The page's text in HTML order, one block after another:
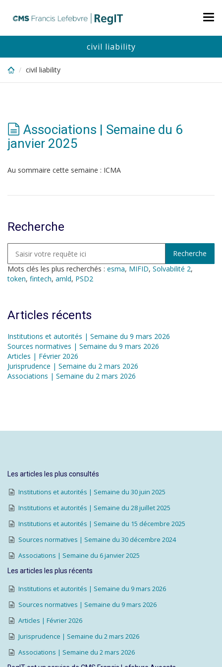
content
civil liability
civil liability
Associations | Semaine du 6
janvier 2025
Au sommaire cette semaine : ICMA
Recherche
Mots clés les plus recherchés : esma, MIFID, Solvabilité 2,
token, fintech, amld, PSD2
Articles récents
Institutions et autorités | Semaine du 9 mars 2026
Sources normatives | Semaine du 9 mars 2026
Articles | Février 2026
Jurisprudence | Semaine du 2 mars 2026
Associations | Semaine du 2 mars 2026
Les articles les plus consultés
Institutions et autorités | Semaine du 30 juin 2025
Institutions et autorités | Semaine du 28 juillet 2025
Institutions et autorités | Semaine du 15 décembre 2025
Sources normatives | Semaine du 30 décembre 2024
Associations | Semaine du 6 janvier 2025
Les articles les plus récents
Institutions et autorités | Semaine du 9 mars 2026
Sources normatives | Semaine du 9 mars 2026
Articles | Février 2026
Jurisprudence | Semaine du 2 mars 2026
Associations | Semaine du 2 mars 2026